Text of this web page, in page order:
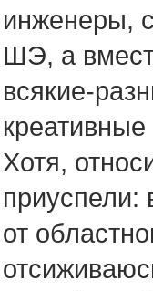
инженеры,
ШЭ, а
всякие-
Хотя,
приуспели:
от